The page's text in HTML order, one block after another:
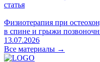
статья
Физиотерапия при
в спине и грыжи
13.07.2026
Все материалы →